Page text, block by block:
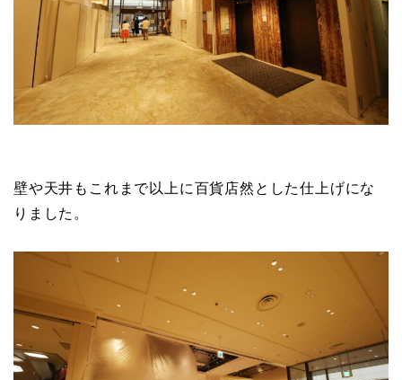
壁や天井もこれまで以上に百貨店然とした仕上げにな
りました。